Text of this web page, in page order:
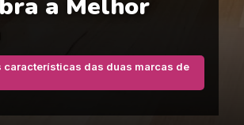
a Melhor
características das duas marcas de